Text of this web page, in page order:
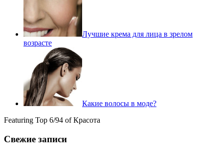
Лучшие крема для лица в зрелом
возрасте
Какие волосы в моде?
Featuring Top 6/94 of Красота
Свежие записи